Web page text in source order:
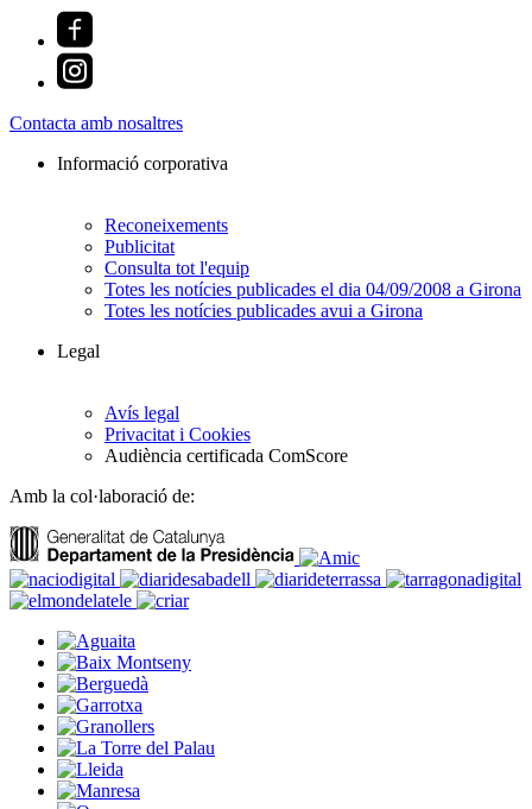
Contacta amb nosaltres
Informació corporativa
Reconeixements
Publicitat
Consulta tot l'equip
Totes les notícies publicades el dia 04/09/2008 a Girona
Totes les notícies publicades avui a Girona
Legal
Avís legal
Privacitat i Cookies
Audiència certificada ComScore
Amb la col·laboració de: